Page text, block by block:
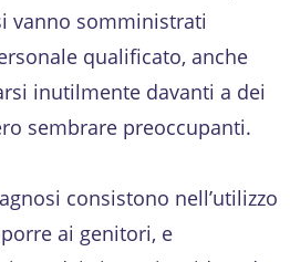
vanno somministrati
qualificato, anche
inutilmente davanti a dei
sembrare preoccupanti.
consistono nell’utilizzo
ai genitori, e